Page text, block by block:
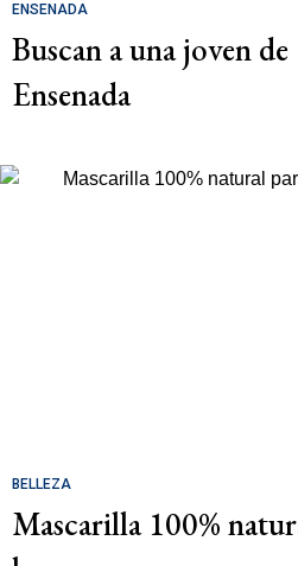
ENSENADA
Buscan a una joven
Ensenada
BELLEZA
Mascarilla 100%